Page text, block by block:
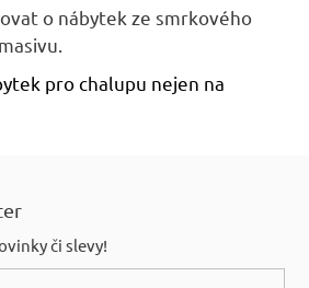
o nábytek ze smrkového
pro chalupu nejen na
či slevy!